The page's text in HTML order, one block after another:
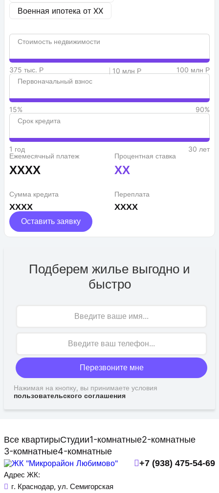
Военная ипотека от XX
Стоимость недвижимости
375 тыс. Р 10 млн Р
100 млн Р
Первоначальный взнос
15%
90%
Срок кредита
1 год
30 лет
Ежемесячный платеж
XXXX
Процентная ставка
XX
Сумма кредита
XXXX
Переплата
XXXX
Оставить заявку
Подберем жилье выгодно и
быстро
Перезвоните мне
Нажимая на кнопку, вы принимаете условия
пользовательского соглашения
Все квартирыСтудии1-комнатные2-комнатные
3-комнатные4-комнатные
Адрес ЖК:
г. Краснодар, ул. Семигорская
+7 (938) 475-54-69